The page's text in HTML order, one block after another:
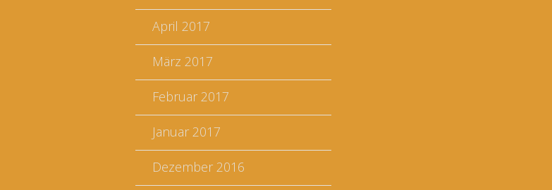
April 2017
März 2017
Februar 2017
Januar 2017
Dezember 2016